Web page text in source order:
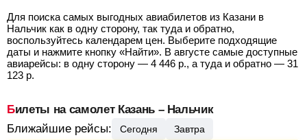
Для поиска самых выгодных авиабилетов из Казани в
Нальчик как в одну сторону, так туда и обратно,
воспользуйтесь календарем цен. Выберите подходящие
даты и нажмите кнопку «Найти». В августе самые доступные
авиарейсы: в одну сторону — 4 446 р., а туда и обратно — 31
123 р.
Билеты на самолет Казань – Нальчик
Ближайшие рейсы:
Сегодня Завтра